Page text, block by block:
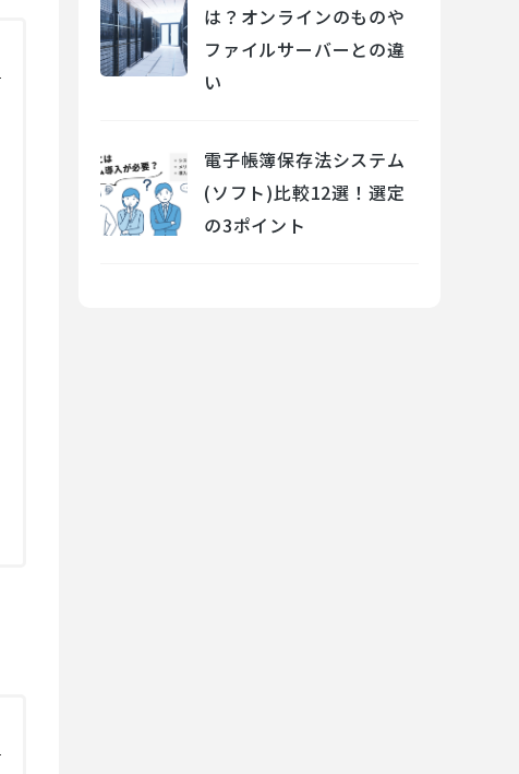
は？オンラインのものや
ファイルサーバーとの違
い
電子帳簿保存法システム
(ソフト)比較12選！選定
の3ポイント